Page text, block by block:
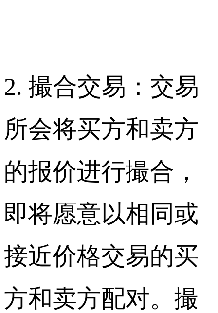
2. 撮合交易：交易
所会将买方和卖方
的报价进行撮合，
即将愿意以相同或
接近价格交易的买
方和卖方配对。撮